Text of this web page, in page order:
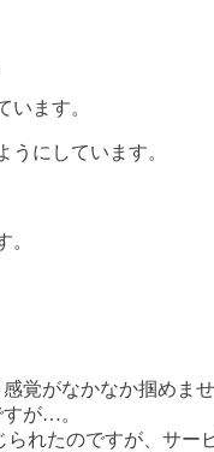
ます。
にしています。
。
覚がなかなか掴めませ
が…。
れたのですが、サ